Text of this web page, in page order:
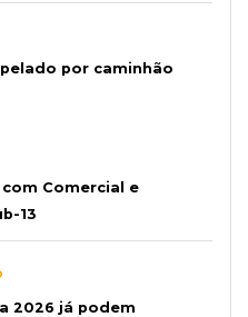
por caminhão
Comercial e
13
2026 já podem